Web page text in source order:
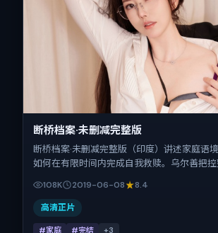
断桥档案·未删减完整版
断桥档案·未删减完整版（印度）讲述家庭语
如何在有限时间内完成自我救赎。乌尔善把控
2019-06-08 起陆续登陆院线与网络平台，暑
113分钟。
108K 2019-06-08 8.4
高清正片
#家庭 #完结 +3